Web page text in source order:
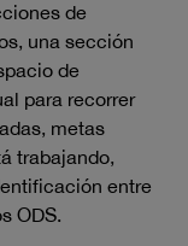
de
una sección
de
para recorrer
metas
trabajando,
entre
ODS.